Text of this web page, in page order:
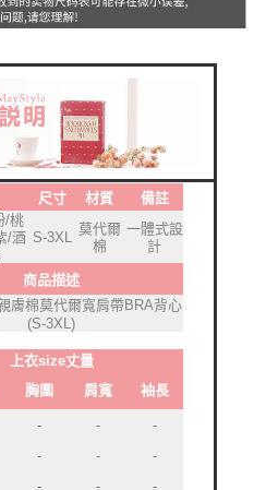
尺寸 材質
備註
/桃
/酒 S-3XL
莫代爾
棉
一體式設
計
商品描述
膚棉莫代爾寬肩帶BRA背心
(S-3XL)
上衣size丈量
胸圍 肩寬 袖長
- -
-
- -
-